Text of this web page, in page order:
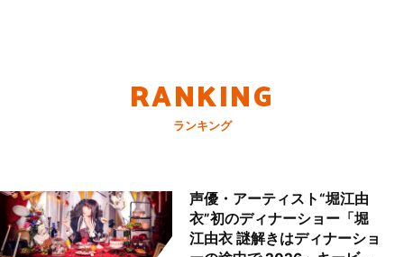
RANKING
ランキング
声優・アーティスト“堀江由
衣”初のディナーショー「堀
江由衣 謎解きはディナーショ